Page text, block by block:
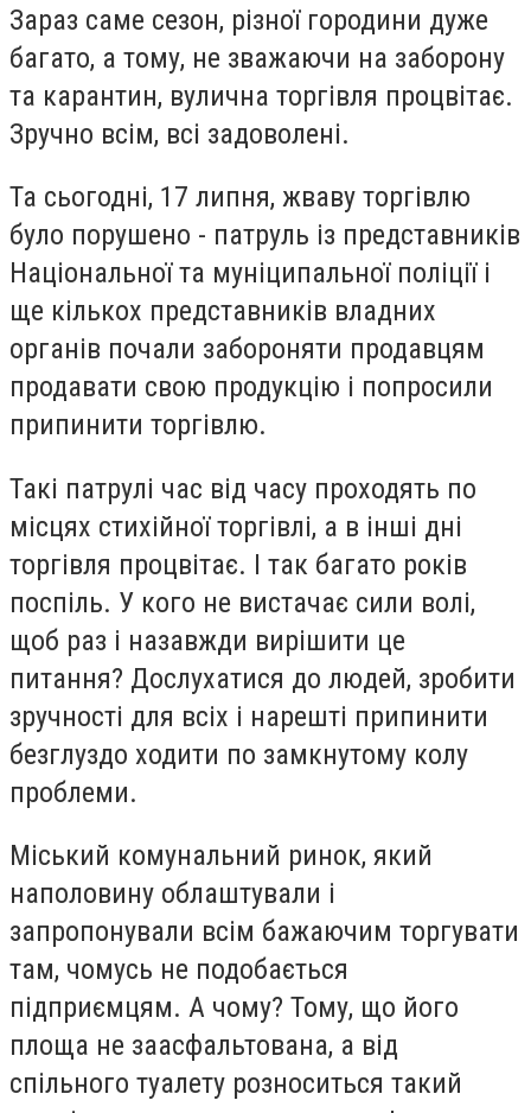
Зараз саме сезон, різної городини дуже
багато, а тому, не зважаючи на заборону
та карантин, вулична торгівля процвітає.
Зручно всім, всі задоволені.
Та сьогодні, 17 липня, жваву торгівлю
було порушено - патруль із представників
Національної та муніципальної поліції і
ще кількох представників владних
органів почали забороняти продавцям
продавати свою продукцію і попросили
припинити торгівлю.
Такі патрулі час від часу проходять по
місцях стихійної торгівлі, а в інші дні
торгівля процвітає. І так багато років
поспіль. У кого не вистачає сили волі,
щоб раз і назавжди вирішити це
питання? Дослухатися до людей, зробити
зручності для всіх і нарешті припинити
безглуздо ходити по замкнутому колу
проблеми.
Міський комунальний ринок, який
наполовину облаштували і
запропонували всім бажаючим торгувати
там, чомусь не подобається
підприємцям. А чому? Тому, що його
площа не заасфальтована, а від
спільного туалету розноситься такий